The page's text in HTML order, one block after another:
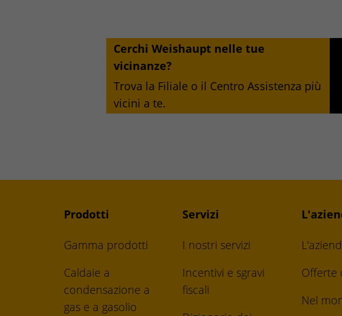
Cerchi Weishaupt nelle tue
vicinanze?
Trova la Filiale o il Centro Assistenza più
vicini a te.
Prodotti
Gamma prodotti
Caldaie a
condensazione a
gas e a gasolio
Servizi
I nostri servizi
Incentivi e sgravi
fiscali
Offerte
Nel